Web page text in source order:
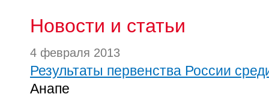
Новости и статьи
4 февраля 2013
Результаты первенства России
Анапе